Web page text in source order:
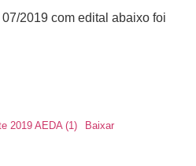
2019 com edital abaixo foi
2019 AEDA (1) Baixar